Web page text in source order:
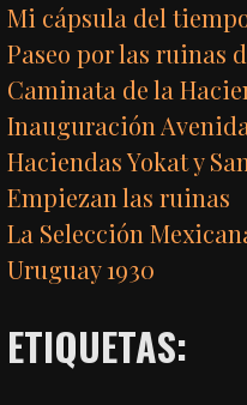
Mi cápsula del
Paseo por las ruinas
Caminata de la
Inauguración
Haciendas Yokat y
Empiezan las ruinas
La Selección
Uruguay 1930
ETIQUETAS: